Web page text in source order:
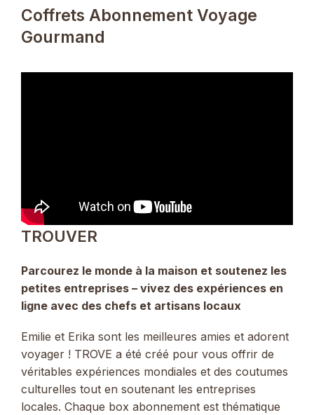
Coffrets Abonnement Voyage
Gourmand
TROUVER
Parcourez le monde à la maison et soutenez les
petites entreprises – vivez des expériences en
ligne avec des chefs et artisans locaux
Emilie et Erika sont les meilleures amies et adorent
voyager ! TROVE a été créé pour vous offrir de
véritables expériences mondiales et des coutumes
culturelles tout en soutenant les entreprises
locales. Chaque box abonnement est thématique